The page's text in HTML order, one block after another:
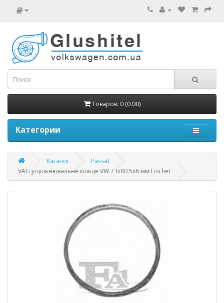
Товаров: 0 (0.00)
Категории
Каталог
Passat
VAG ущільнювальне кільце VW 73x80.5x6 мм Fischer